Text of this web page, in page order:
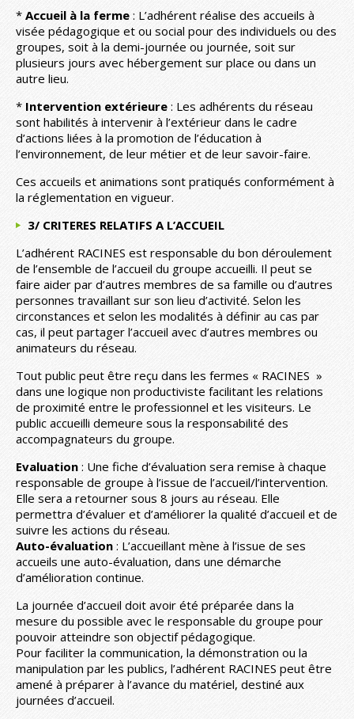
* Accueil à la ferme : L’adhérent réalise des accueils à
visée pédagogique et ou social pour des individuels ou des
groupes, soit à la demi-journée ou journée, soit sur
plusieurs jours avec hébergement sur place ou dans un
autre lieu.
* Intervention extérieure : Les adhérents du réseau
sont habilités à intervenir à l’extérieur dans le cadre
d’actions liées à la promotion de l’éducation à
l’environnement, de leur métier et de leur savoir-faire.
Ces accueils et animations sont pratiqués conformément à
la réglementation en vigueur.
3/ CRITERES RELATIFS A L’ACCUEIL
L’adhérent RACINES est responsable du bon déroulement
de l’ensemble de l’accueil du groupe accueilli. Il peut se
faire aider par d’autres membres de sa famille ou d’autres
personnes travaillant sur son lieu d’activité. Selon les
circonstances et selon les modalités à définir au cas par
cas, il peut partager l’accueil avec d’autres membres ou
animateurs du réseau.
Tout public peut être reçu dans les fermes « RACINES »
dans une logique non productiviste facilitant les relations
de proximité entre le professionnel et les visiteurs. Le
public accueilli demeure sous la responsabilité des
accompagnateurs du groupe.
Evaluation : Une fiche d’évaluation sera remise à chaque
responsable de groupe à l’issue de l’accueil/l’intervention.
Elle sera a retourner sous 8 jours au réseau. Elle
permettra d’évaluer et d’améliorer la qualité d’accueil et de
suivre les actions du réseau.
Auto-évaluation : L’accueillant mène à l’issue de ses
accueils une auto-évaluation, dans une démarche
d’amélioration continue.
La journée d’accueil doit avoir été préparée dans la
mesure du possible avec le responsable du groupe pour
pouvoir atteindre son objectif pédagogique.
Pour faciliter la communication, la démonstration ou la
manipulation par les publics, l’adhérent RACINES peut être
amené à préparer à l’avance du matériel, destiné aux
journées d’accueil.